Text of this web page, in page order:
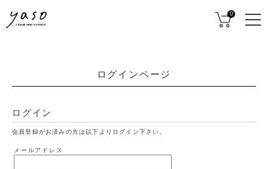
0
ログインページ
ログイン
会員登録がお済みの方は以下よりログイン下さい。
メールアドレス